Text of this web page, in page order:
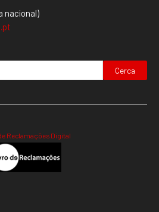
nacional)
Cerca
Reclamações Digital